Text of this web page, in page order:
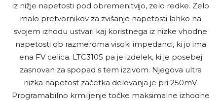
iz nižje napetosti pod obremenitvijo, zelo redke. Zelo
malo pretvornikov za zvišanje napetosti lahko na
svojem izhodu ustvari kaj koristnega iz nizke vhodne
napetosti ob razmeroma visoki impedanci, ki jo ima
ena FV celica. LTC3105 pa je izdelek, ki je posebej
zasnovan za spopad s tem izzivom. Njegova ultra
nizka napetost začetka delovanja je pri 250mV.
Programabilno krmiljenje točke maksimalne izhodne